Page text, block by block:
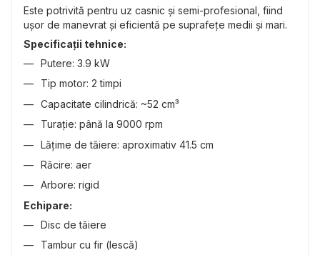
Este potrivită pentru uz casnic și semi-profesional, fiind
ușor de manevrat și eficientă pe suprafețe medii și mari.
Specificații tehnice:
Putere: 3.9 kW
Tip motor: 2 timpi
Capacitate cilindrică: ~52 cm³
Turație: până la 9000 rpm
Lățime de tăiere: aproximativ 41.5 cm
Răcire: aer
Arbore: rigid
Echipare:
Disc de tăiere
Tambur cu fir (lescă)